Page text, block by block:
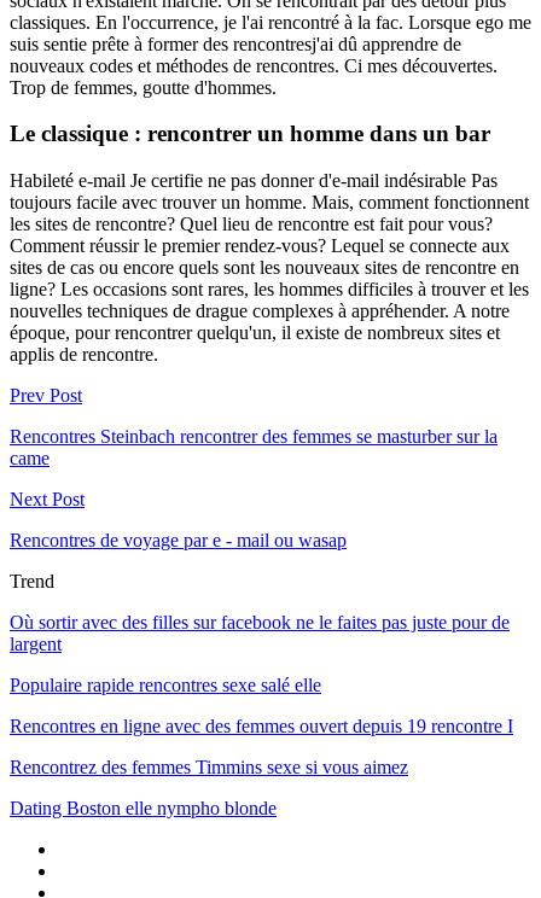
classiques. En l'occurrence, je l'ai rencontré à la fac. Lorsque ego me
suis sentie prête à former des rencontresj'ai dû apprendre de
nouveaux codes et méthodes de rencontres. Ci mes découvertes.
Trop de femmes, goutte d'hommes.
Le classique : rencontrer un homme dans un bar
Habileté e-mail Je certifie ne pas donner d'e-mail indésirable Pas
toujours facile avec trouver un homme. Mais, comment fonctionnent
les sites de rencontre? Quel lieu de rencontre est fait pour vous?
Comment réussir le premier rendez-vous? Lequel se connecte aux
sites de cas ou encore quels sont les nouveaux sites de rencontre en
ligne? Les occasions sont rares, les hommes difficiles à trouver et les
nouvelles techniques de drague complexes à appréhender. A notre
époque, pour rencontrer quelqu'un, il existe de nombreux sites et
applis de rencontre.
Prev Post
Rencontres Steinbach rencontrer des femmes se masturber sur la
came
Next Post
Rencontres de voyage par e - mail ou wasap
Trend
Où sortir avec des filles sur facebook ne le faites pas juste pour de
largent
Populaire rapide rencontres sexe salé elle
Rencontres en ligne avec des femmes ouvert depuis 19 rencontre I
Rencontrez des femmes Timmins sexe si vous aimez
Dating Boston elle nympho blonde